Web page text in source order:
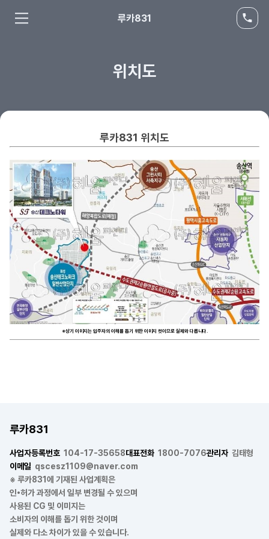
루카831
위치도
루카831 위치도
※상기 이미지는 입주자의 이해를 돕기 위한 이미지 컷이므로 실제와 다릅니다.
루카831
사업자등록번호 104-17-35658대표전화 1800-7076관리자 김태형
이메일 qscesz1109@naver.com
※ 루카831에 기재된 사업계획은
인•허가 과정에서 일부 변경될 수 있으며
사용된 CG 및 이미지는
소비자의 이해를 돕기 위한 것이며
실제와 다소 차이가 있을 수 있습니다.